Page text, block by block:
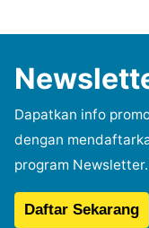
Dapatkan info
dengan
program Newsletter.